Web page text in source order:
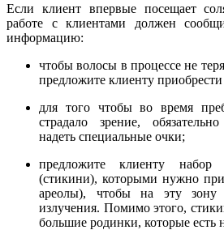
Если клиент впервые посещает
работе с клиентами должен
информацию:
чтобы волосы в процессе не
предложите клиенту
для того чтобы во время
страдало зрение,
надеть специальные очки;
предложите клиенту набор
(стикини), которыми нужно
ареолы), чтобы на эту зону
излучения. Помимо этого,
большие родинки, которые есть